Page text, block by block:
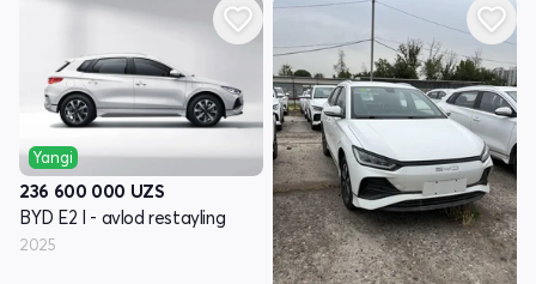
Yangi
236 600 000 UZS
BYD E2 I - avlod restayling
2025